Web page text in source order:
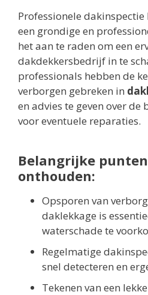
Professionele
een grondige en
het aan te raden om een
dakdekkersbedrijf in te
professionals hebben de
verborgen gebreken in
en advies te geven over de
voor eventuele reparaties.
Belangrijke
onthouden:
Opsporen van
daklekkage is
waterschade te
Regelmatige
snel detecteren en
Tekenen van een